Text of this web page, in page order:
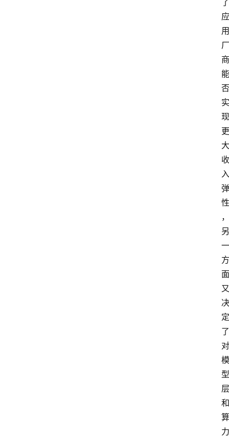
了
应
用
厂
商
能
否
实
现
更
大
收
入
弹
性
，
另
一
方
面
又
决
定
了
对
模
型
层
和
算
力